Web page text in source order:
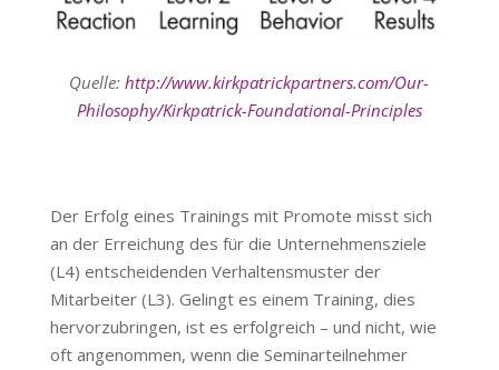
Quelle:http://www.kirkpatrickpartners.com/Our-
Philosophy/Kirkpatrick-Foundational-Principles
Der Erfolg eines Trainings mit Promote misst sich
an der Erreichung des für die Unternehmensziele
(L4) entscheidenden Verhaltensmuster der
Mitarbeiter (L3). Gelingt es einem Training, dies
hervorzubringen, ist es erfolgreich – und nicht, wie
oft angenommen, wenn die Seminarteilnehmer